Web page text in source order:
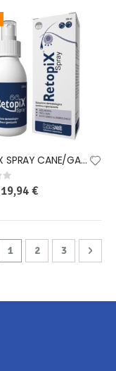
RETOPIX SPRAY CANE/GATTO 100 ML
Special
Price
19,94 €
Pagina
Attualmente stai
1 Pagina
2 Pagina
3